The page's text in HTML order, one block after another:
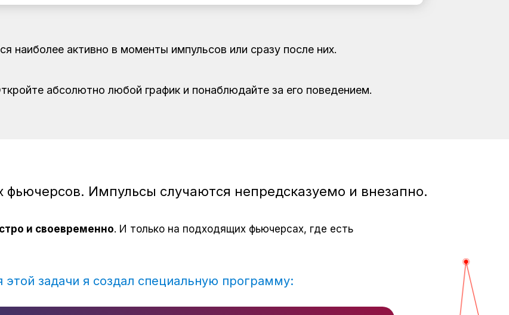
абсолютно любой график и понаблюдайте за его поведением.
наиболее активно в моменты импульсов или сразу после них.
задачи я создал специальную программу:
Импульсы случаются непредсказуемо и внезапно.
и своевременно. И только на подходящих фьючерсах, где есть